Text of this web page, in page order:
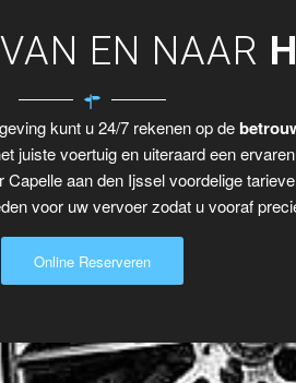
EN NAAR
kunt u 24/7 rekenen op de
juiste voertuig en uiteraard een
aan den Ijssel voordelige
voor uw vervoer zodat u vooraf
Online Reserveren